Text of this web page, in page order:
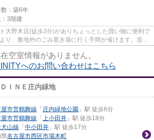
：築6年
：3階建
大野木店(徒歩3分)がありちょっとした買い物に便利で
り、敷地外のごみ置き場に行く手間が省けます。造り
空室情報がありません。
へのお問い合わせはこちら
ＩＮＥ庄内緑地
市営鶴舞線 「 庄内緑地公園 」駅 徒歩6分
市営鶴舞線 「 上小田井 」駅 徒歩18分
山線 「 中小田井 」駅 徒歩17分
名古屋市西区市場木町